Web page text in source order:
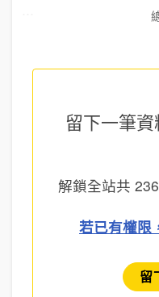
留下一筆
解鎖全站共
若已有權限
留